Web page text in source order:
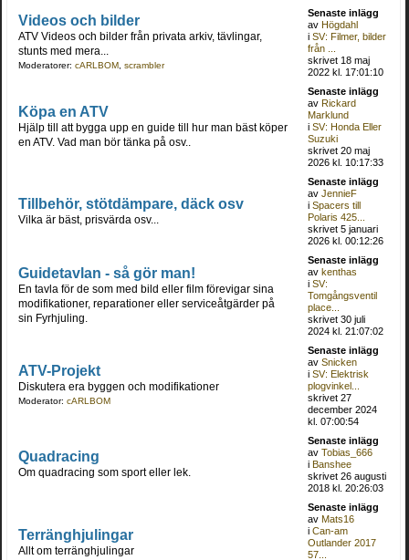
Videos och bilder
ATV Videos och bilder från privata arkiv, tävlingar,
stunts med mera...
Moderatorer: cARLBOM, scrambler
Senaste inlägg
avHögdahl
iSV: Filmer, bilder
från ...
skrivet 18 maj
2022 kl. 17:01:10
Köpa en ATV
Hjälp till att bygga upp en guide till hur man bäst köper
en ATV. Vad man bör tänka på osv..
Senaste inlägg
avRickard
Marklund
iSV: Honda Eller
Suzuki
skrivet 20 maj
2026 kl. 10:17:33
Tillbehör, stötdämpare, däck osv
Vilka är bäst, prisvärda osv...
Senaste inlägg
avJennieF
iSpacers till
Polaris 425...
skrivet 5 januari
2026 kl. 00:12:26
Guidetavlan - så gör man!
En tavla för de som med bild eller film förevigar sina
modifikationer, reparationer eller serviceåtgärder på
sin Fyrhjuling.
Senaste inlägg
avkenthas
iSV:
Tomgångsventil
place...
skrivet 30 juli
2024 kl. 21:07:02
ATV-Projekt
Diskutera era byggen och modifikationer
Moderator: cARLBOM
Senaste inlägg
avSnicken
iSV: Elektrisk
plogvinkel...
skrivet 27
december 2024
kl. 07:00:54
Quadracing
Om quadracing som sport eller lek.
Senaste inlägg
avTobias_666
iBanshee
skrivet 26 augusti
2018 kl. 20:26:03
Terränghjulingar
Allt om terränghjulingar
Senaste inlägg
avMats16
iCan-am
Outlander 2017
57...